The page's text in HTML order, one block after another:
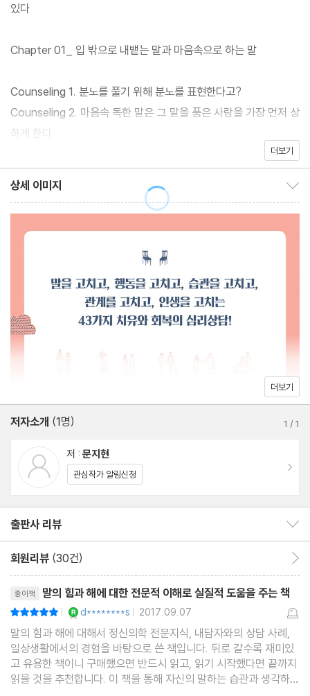
계발서 분야 최고 베스트셀러 『십대답게 살아라』의 저자이자 정신
건강의학과 전문의인 문지현 선생의 따뜻하고 통찰력 있는 조언을
담고 있다. 이 책에서 저자는 대화와 소통에 관한 43가지 딜레마적
인 상황들을 제시하고, 그 상황들에 관한 날카로운 통찰과 따뜻한 조
언, 풍부한 상담사례를 담아 마치 독자를 직접 내담자로 만나 심리
상담하듯 이야기를 풀어간다.
저자는 정신건강의학과 전문의로 일하면서 ‘말’의 중요성에 대해 절
감해왔다. 그는 마음의 병이 말의 문제, 언어의 문제와 놀랍도록 긴
어질 수 있음을 오랜 상담과 정신과적 치료 과정을 통해 절실히 깨달
았다. 이 책 『정신과 의사에게 배우는 자존감 대화법』은 그러한 고민
과 노력, 풍부한 경험의 값진 결과물이다.
말의 문제, 혹은 마음의 문제로 고민스러워하고 힘들어하는 독자라
면 따뜻하고 유능한 정신과 의사를 만나 상담하듯 이 책을 정독하기
를 권한다. 독자가 이 책을 다 읽었을 때 문제가 단번에 해결되지는
견하게 될 것이다.
있다
Chapter 01_ 입 밖으로 내뱉는 말과 마음속으로 하는 말
Counseling 1. 분노를 풀기 위해 분노를 표현한다고?
Counseling 2. 마음속 독한 말은 그 말을 품은 사람을 가장 먼저 상
하게 한다
Counseling 3. 혀끝에 독을 품고 산다면 살모사보다 나을 게 없다
배우기
Counseling 5. 상대방의 말을 잘 이해하고 싶다면 그가 ‘말 없을
때’ 짓는 표정과 몸동작을 살펴보라
Counseling 6. 상대방에 깊이 공감하되, 당신이 상대방이 ‘되지 않
도록’ 조심하라
Counseling 7. 당신의 소통과 인간관계에 ‘공감’이라는 엔진을 장
착하라
Counseling 8. 혀를 다스리는 일보다 마음을 다스리는 일이 먼저
Chapter 2_ 내가 나에게 하는 말
Counseling 10. 건강한 혼잣말과 위험한 혼잣말
Counseling 11. 자신에게 건네야 할 말, ‘힘들어해도 괜찮아!’
Counseling 12. 말 한마디로 진정 원하는 것을 얻고자 한다면?
Counseling 13. “화내지 마세요”라고 말하는 대신 “당신은 웃는
달라진다
Counseling 15. “나는…”으로 시작되는 ‘나 메시지’로 말하라 - 자
기주장과 적극적 경청
Counseling 16. 상대방의 말에 맞장구치며 반응하고, 들은 내용을
확인하며 경청하라 - 반영적 경청
더보기
상세 이미지
더보기
저자소개 (1명) 1 /1
저 : 문지현
관심작가 알림신청
출판사 리뷰
회원리뷰 (30건)
종이책 말의 힘과 해에 대한 전문적 이해로 실질적 도움을 주는 책
| d********s | 2017.09.07
말의 힘과 해에 대해서 정신의학 전문지식, 내담자와의 상담 사례,
일상생활에서의 경험을 바탕으로 쓴 책입니다. 뒤로 갈수록 재미있
고 유용한 책이니 구매했으면 반드시 읽고, 읽기 시작했다면 끝까지
읽을 것을 추천합니다. 이 책을 통해 자신의 말하는 습관과 생각하는